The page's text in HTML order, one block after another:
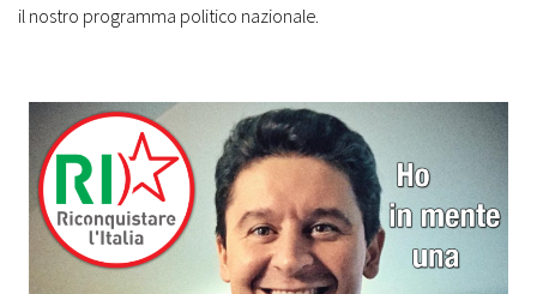
il nostro programma politico nazionale.